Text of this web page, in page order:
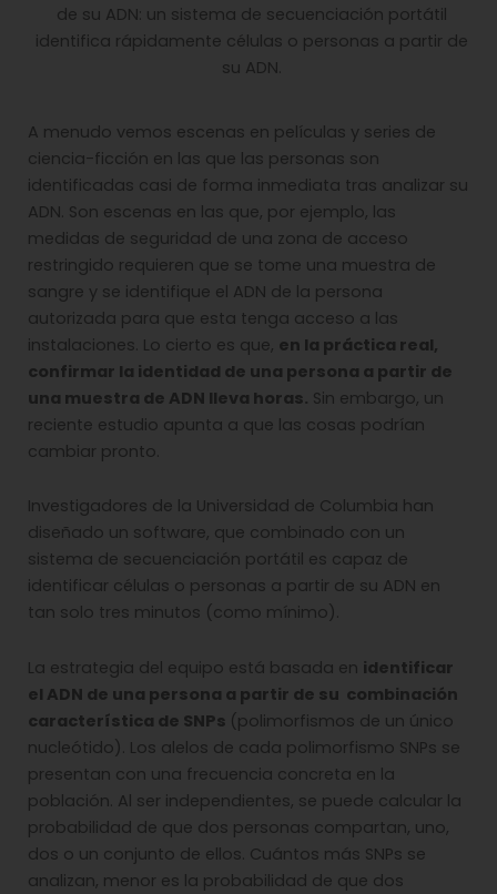
de su ADN: un sistema de secuenciación portátil
identifica rápidamente células o personas a partir de
su ADN.
A menudo vemos escenas en películas y series de
ciencia-ficción en las que las personas son
identificadas casi de forma inmediata tras analizar su
ADN. Son escenas en las que, por ejemplo, las
medidas de seguridad de una zona de acceso
restringido requieren que se tome una muestra de
sangre y se identifique el ADN de la persona
autorizada para que esta tenga acceso a las
instalaciones. Lo cierto es que, en la práctica real,
confirmar la identidad de una persona a partir de
una muestra de ADN lleva horas. Sin embargo, un
reciente estudio apunta a que las cosas podrían
cambiar pronto.
Investigadores de la Universidad de Columbia han
diseñado un software, que combinado con un
sistema de secuenciación portátil es capaz de
identificar células o personas a partir de su ADN en
tan solo tres minutos (como mínimo).
La estrategia del equipo está basada en identificar
el ADN de una persona a partir de su combinación
característica de SNPs (polimorfismos de un único
nucleótido). Los alelos de cada polimorfismo SNPs se
presentan con una frecuencia concreta en la
población. Al ser independientes, se puede calcular la
probabilidad de que dos personas compartan, uno,
dos o un conjunto de ellos. Cuántos más SNPs se
analizan, menor es la probabilidad de que dos